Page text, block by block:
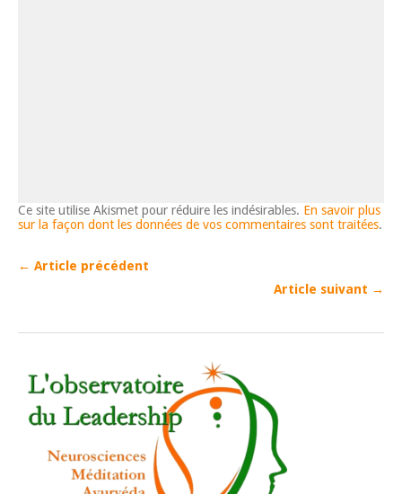
Ce site utilise Akismet pour réduire les indésirables. En savoir plus
sur la façon dont les données de vos commentaires sont traitées.
← Article précédent
Article suivant →